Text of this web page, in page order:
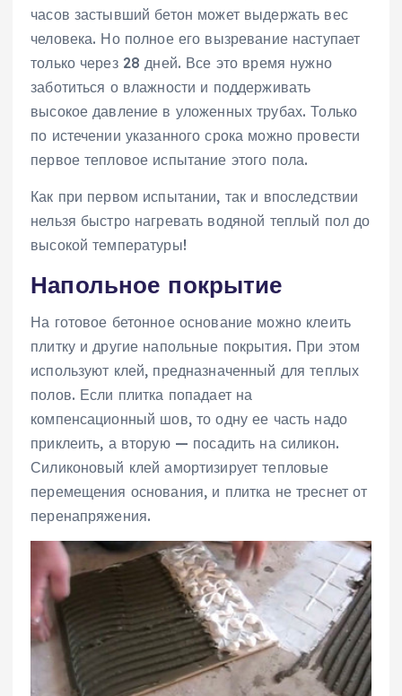
часов застывший бетон может выдержать вес
человека. Но полное его вызревание наступает
только через 28 дней. Все это время нужно
заботиться о влажности и поддерживать
высокое давление в уложенных трубах. Только
по истечении указанного срока можно провести
первое тепловое испытание этого пола.
Как при первом испытании, так и впоследствии
нельзя быстро нагревать водяной теплый пол до
высокой температуры!
Напольное покрытие
На готовое бетонное основание можно клеить
плитку и другие напольные покрытия. При этом
используют клей, предназначенный для теплых
полов. Если плитка попадает на
компенсационный шов, то одну ее часть надо
приклеить, а вторую — посадить на силикон.
Силиконовый клей амортизирует тепловые
перемещения основания, и плитка не треснет от
перенапряжения.